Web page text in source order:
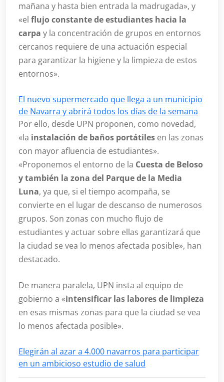
mañana y hasta bien entrada la madrugada», y
«el flujo constante de estudiantes hacia la
carpa y la concentración de grupos en entornos
cercanos requiere de una actuación especial
para garantizar la higiene y la limpieza de estos
entornos».
El nuevo supermercado que llega a un municipio
de Navarra y abrirá todos los días de la semana
Por ello, desde UPN proponen, como novedad,
«la instalación de baños portátiles en las zonas
con mayor afluencia de estudiantes».
«Proponemos el entorno de la Cuesta de Beloso
y también la zona del Parque de la Media
Luna, ya que, si el tiempo acompaña, se
convierte en el lugar de descanso de numerosos
grupos. Son zonas con mucho flujo de
estudiantes y actuar sobre ellas garantizará que
la ciudad se vea lo menos afectada posible», han
destacado.
De manera paralela, UPN insta al equipo de
gobierno a «intensificar las labores de limpieza
en esas mismas zonas para que la ciudad se vea
lo menos afectada posible».
Elegirán al azar a 4.000 navarros para participar
en un ambicioso estudio de salud